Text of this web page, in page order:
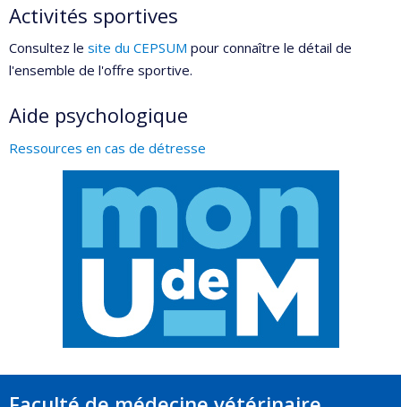
Activités sportives
Consultez le site du CEPSUM pour connaître le détail de
l'ensemble de l'offre sportive.
Aide psychologique
Ressources en cas de détresse